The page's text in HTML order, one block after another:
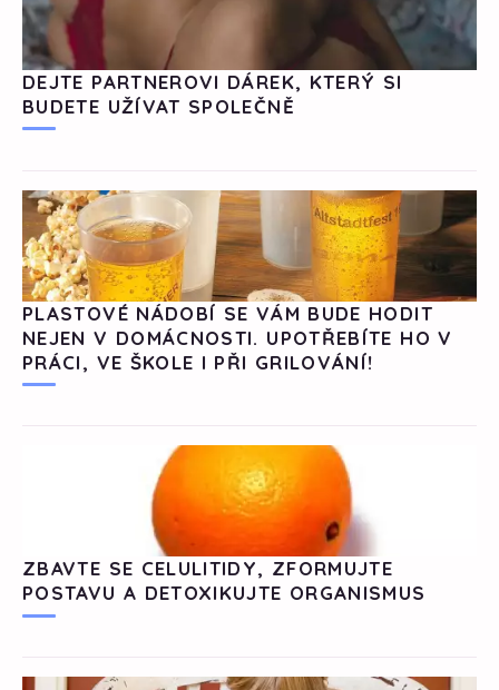
DEJTE PARTNEROVI DÁREK, KTERÝ SI
BUDETE UŽÍVAT SPOLEČNĚ
PLASTOVÉ NÁDOBÍ SE VÁM BUDE HODIT
NEJEN V DOMÁCNOSTI. UPOTŘEBÍTE HO V
PRÁCI, VE ŠKOLE I PŘI GRILOVÁNÍ!
ZBAVTE SE CELULITIDY, ZFORMUJTE
POSTAVU A DETOXIKUJTE ORGANISMUS